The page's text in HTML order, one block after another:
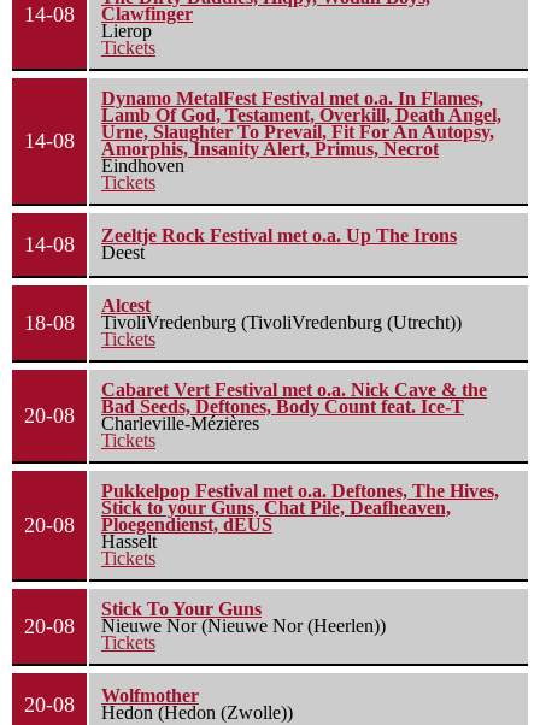
14-08
Clawfinger
Lierop
Tickets
14-08
Dynamo MetalFest Festival met o.a. In Flames,
Lamb Of God, Testament, Overkill, Death Angel,
Urne, Slaughter To Prevail, Fit For An Autopsy,
Amorphis, Insanity Alert, Primus, Necrot
Eindhoven
Tickets
14-08
Zeeltje Rock Festival met o.a. Up The Irons
Deest
18-08
Alcest
TivoliVredenburg (TivoliVredenburg (Utrecht))
Tickets
20-08
Cabaret Vert Festival met o.a. Nick Cave & the
Bad Seeds, Deftones, Body Count feat. Ice-T
Charleville-Mézières
Tickets
20-08
Pukkelpop Festival met o.a. Deftones, The Hives,
Stick to your Guns, Chat Pile, Deafheaven,
Ploegendienst, dEUS
Hasselt
Tickets
20-08
Stick To Your Guns
Nieuwe Nor (Nieuwe Nor (Heerlen))
Tickets
20-08
Wolfmother
Hedon (Hedon (Zwolle))